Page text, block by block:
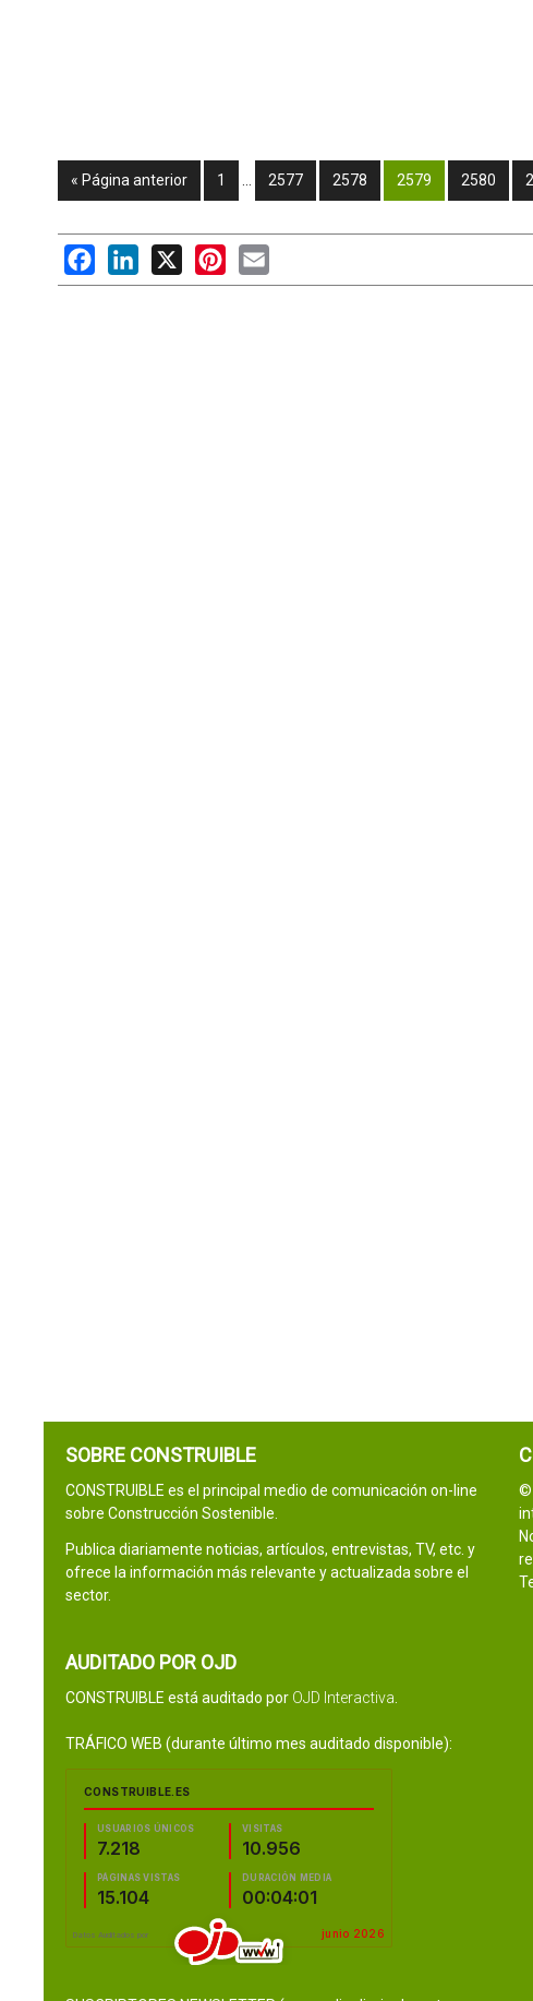
« Página anterior 1 2577 2578 2579 2580
FacebookLinkedIn
X PinterestEmail
SOBRE CONSTRUIBLE
CONSTRUIBLE es el principal medio de comunicación on-line
sobre Construcción Sostenible.
Publica diariamente noticias, artículos, entrevistas, TV, etc. y
ofrece la información más relevante y actualizada sobre el
sector.
AUDITADO POR OJD
CONSTRUIBLE está auditado por OJD Interactiva
TRÁFICO WEB (durante último mes auditado disponible):